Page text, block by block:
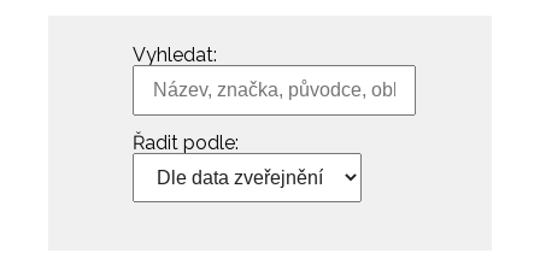
Vyhledat:
Řadit podle: